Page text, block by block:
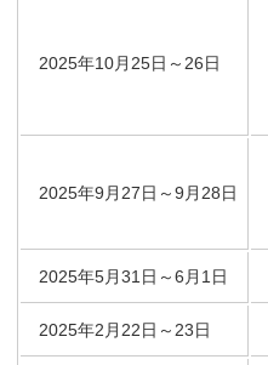
2025年10月25日～26日
2025年9月27日～9月28日
2025年5月31日～6月1日
2025年2月22日～23日